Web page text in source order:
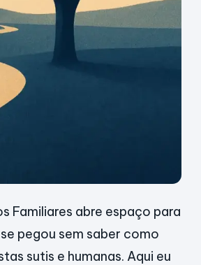
Familiares abre espaço para
pegou sem saber como
sutis e humanas. Aqui eu